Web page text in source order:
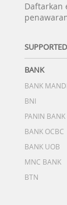
Daftarkan
BANK
BANK
BNI
PANIN BANK
BANK OCBC
BANK UOB
MNC BANK
BTN